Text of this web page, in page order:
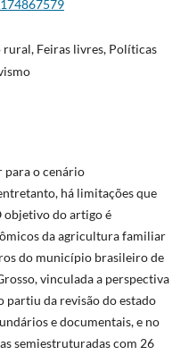
Feiras livres, Políticas
o cenário
há limitações que
objetivo do artigo é
da agricultura familiar
do município brasileiro de
vinculada a perspectiva
partiu da revisão do estado
e documentais, e no
semiestruturadas com 26